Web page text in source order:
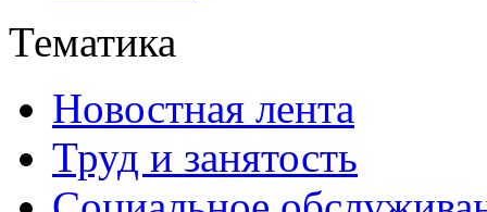
Тематика
Новостная лента
Труд и занятость